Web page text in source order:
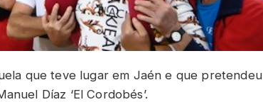
que teve lugar em Jaén e que pretendeu
Díaz ‘El Cordobés’.